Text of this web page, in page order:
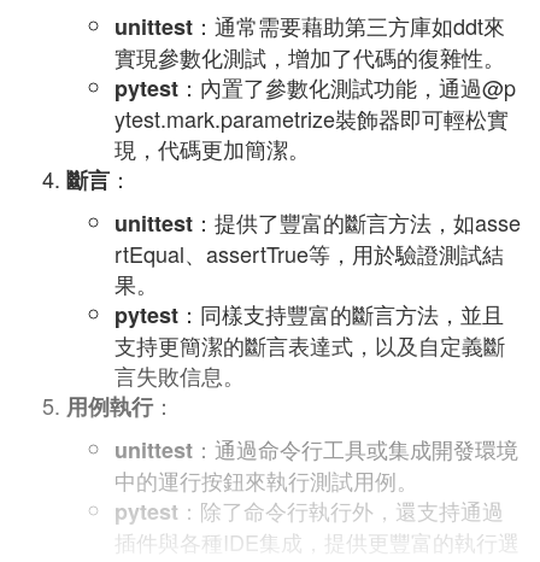
unittest ：通常需要藉助第三方庫如ddt來
實現參數化測試，增加了代碼的復雜性。
pytest ：內置了參數化測試功能，通過@p
ytest.mark.parametrize裝飾器即可輕松實
現，代碼更加簡潔。
斷言 ：
unittest ：提供了豐富的斷言方法，如asse
rtEqual、assertTrue等，用於驗證測試結
果。
pytest ：同樣支持豐富的斷言方法，並且
支持更簡潔的斷言表達式，以及自定義斷
言失敗信息。
用例執行：
unittest ：通過命令行工具或集成開發環境
中的運行按鈕來執行測試用例。
pytest ：除了命令行執行外，還支持通過
插件與各種IDE集成，提供更豐富的執行選